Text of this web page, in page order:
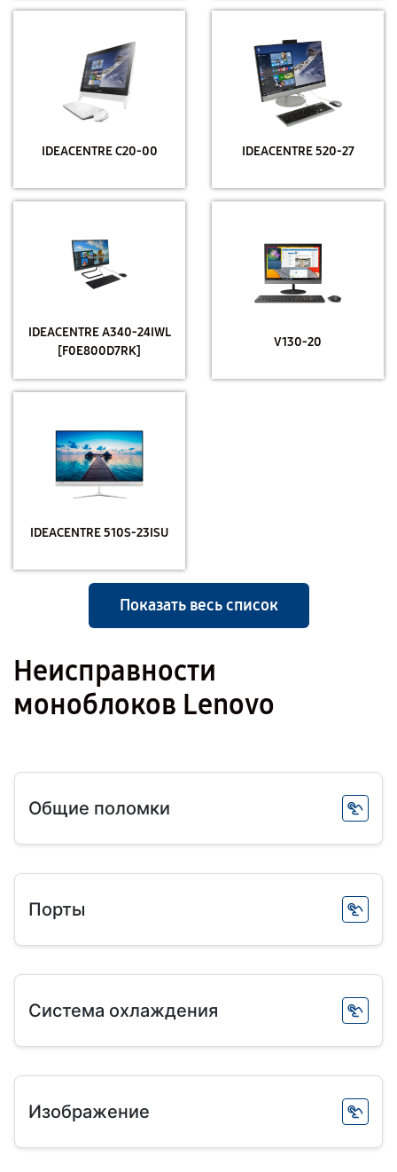
IDEACENTRE C20-00 IDEACENTRE 520-27
IDEACENTRE A340-24IWL
[F0E800D7RK]
V130-20
IDEACENTRE 510S-23ISU
Показать весь список
Неисправности
моноблоков Lenovo
Общие поломки
Порты
Система охлаждения
Изображение